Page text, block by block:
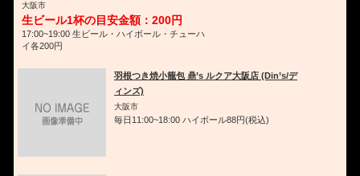
大阪市
生ビール1杯の目安金額：200円
17:00~19:00 生ビール・ハイボール・チューハ
イ各200円
羽根つき焼小籠包 鼎’s ルクア大阪店 (Din’s/デ
ィンズ)
大阪市
毎日11:00~18:00 ハイボール88円(税込)